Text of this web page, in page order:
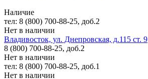
Наличие
тел: 8 (800) 700-88-25, доб.2
Нет в наличии
Владивосток, ул. Днепровская, д.115 ст. 9
8 (800) 700-88-25, доб.2
Нет в наличии
тел: 8 (800) 700-88-25, доб.1
Нет в наличии